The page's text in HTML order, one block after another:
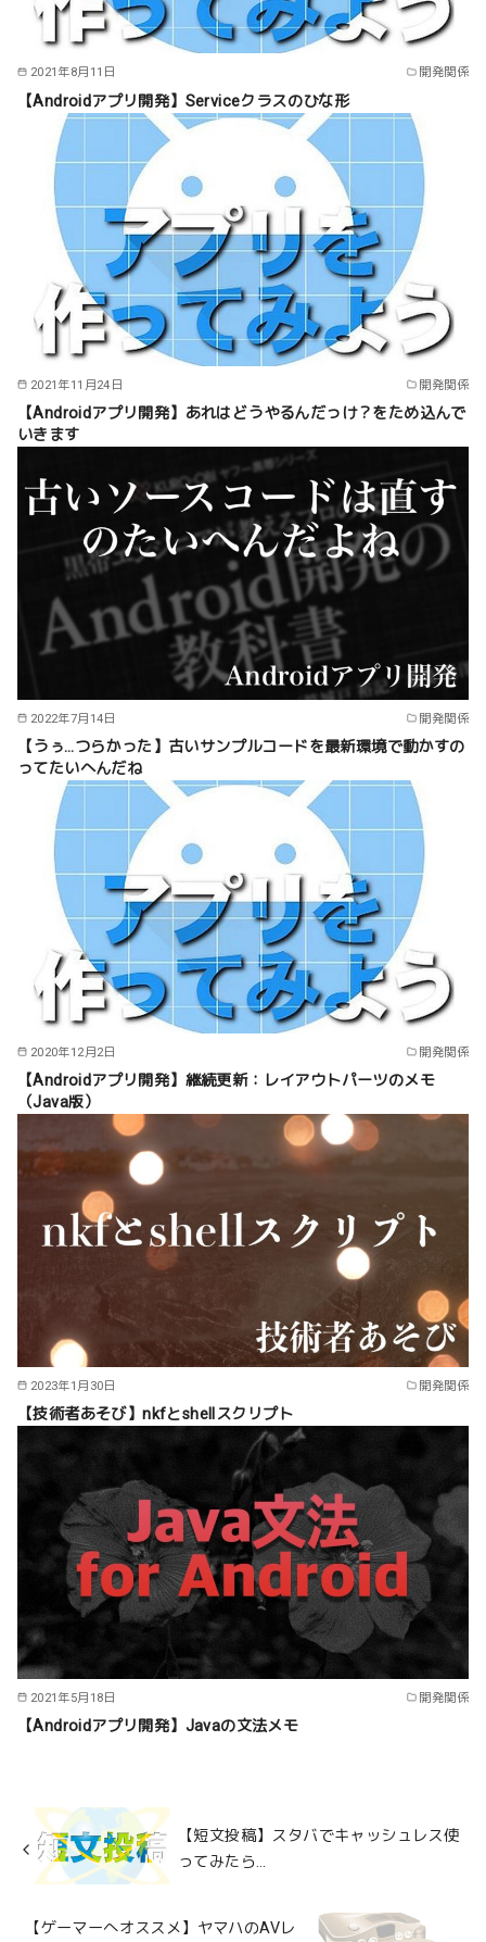
2021年8月11日 開発関係
【Androidアプリ開発】Serviceクラスのひな形
2021年11月24日 開発関係
【Androidアプリ開発】あれはどうやるんだっけ？をため込んで
いきます
2022年7月14日 開発関係
【うぅ…つらかった】古いサンプルコードを最新環境で動かすの
ってたいへんだね
2020年12月2日 開発関係
【Androidアプリ開発】継続更新：レイアウトパーツのメモ
（Java版）
2023年1月30日 開発関係
【技術者あそび】nkfとshellスクリプト
2021年5月18日 開発関係
【Androidアプリ開発】Javaの文法メモ
【短文投稿】スタバでキャッシュレス使
ってみたら…
【ゲーマーへオススメ】ヤマハのAVレ